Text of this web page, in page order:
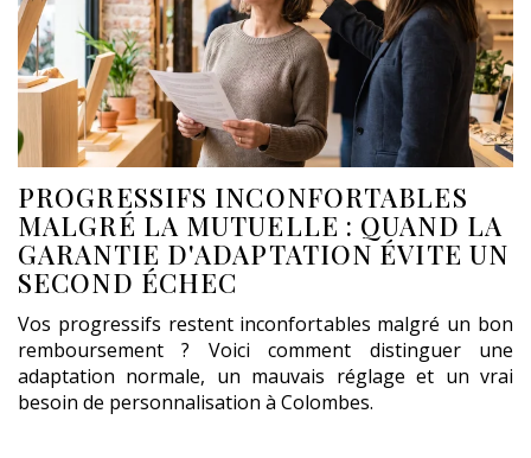
PROGRESSIFS INCONFORTABLES
MALGRÉ LA MUTUELLE : QUAND LA
GARANTIE D'ADAPTATION ÉVITE UN
SECOND ÉCHEC
Vos progressifs restent inconfortables malgré un bon
remboursement ? Voici comment distinguer une
adaptation normale, un mauvais réglage et un vrai
besoin de personnalisation à Colombes.